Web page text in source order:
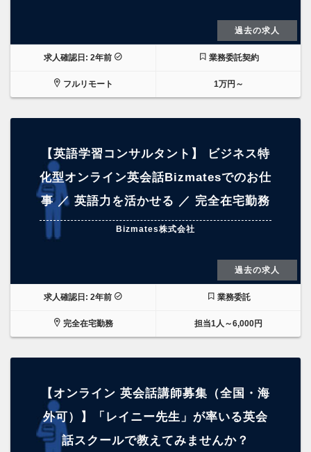
過去の求人
求人確認日: 2年前 業務委託契約
フルリモート 1万円～
【英語学習コンサルタント】 ビジネス特
化型オンライン英会話Bizmatesでのお仕
事 ／ 英語力を活かせる ／ 完全在宅勤務
Bizmates株式会社
過去の求人
求人確認日: 2年前 業務委託
完全在宅勤務 担当1人～6,000円
【オンライン 英会話講師募集（全国・海
外可）】「レイニー先生」が率いる英会
話スクールで教えてみませんか？